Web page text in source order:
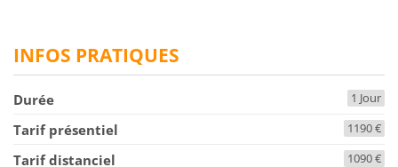
INFOS PRATIQUES
Durée 1 Jour
Tarif présentiel 1190 €
Tarif distanciel 1090 €